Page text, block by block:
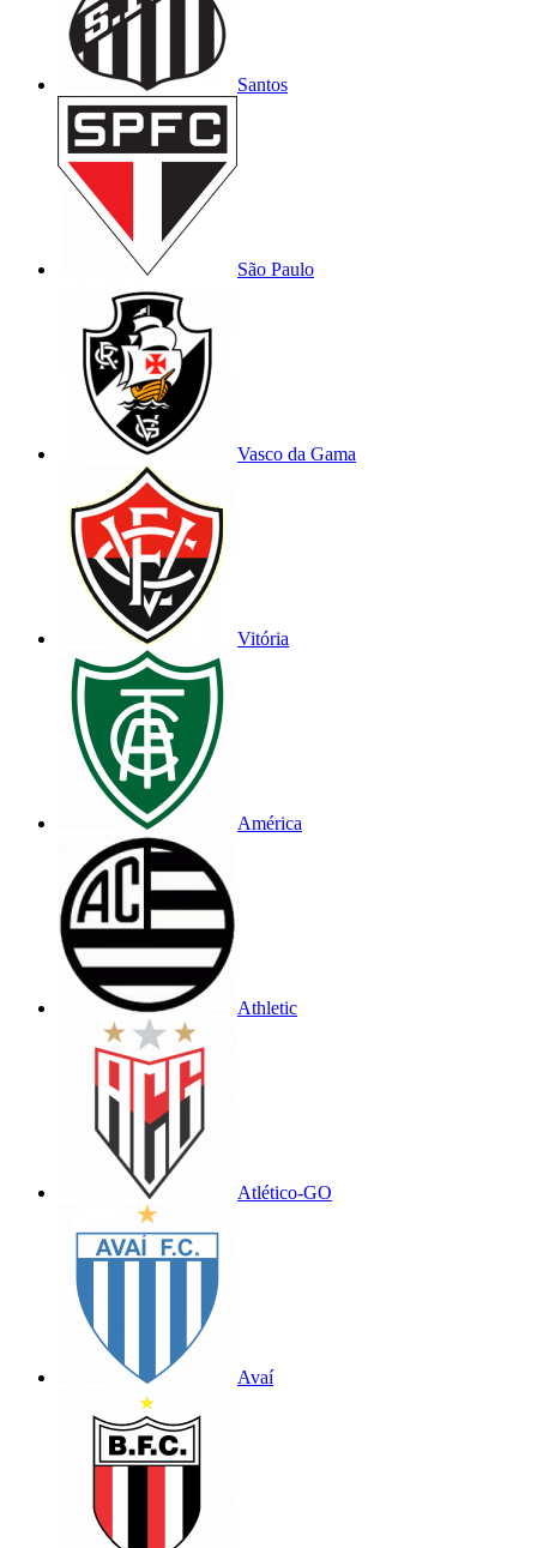
Santos
São Paulo
Vasco da Gama
Vitória
América
Athletic
Atlético-GO
Avaí